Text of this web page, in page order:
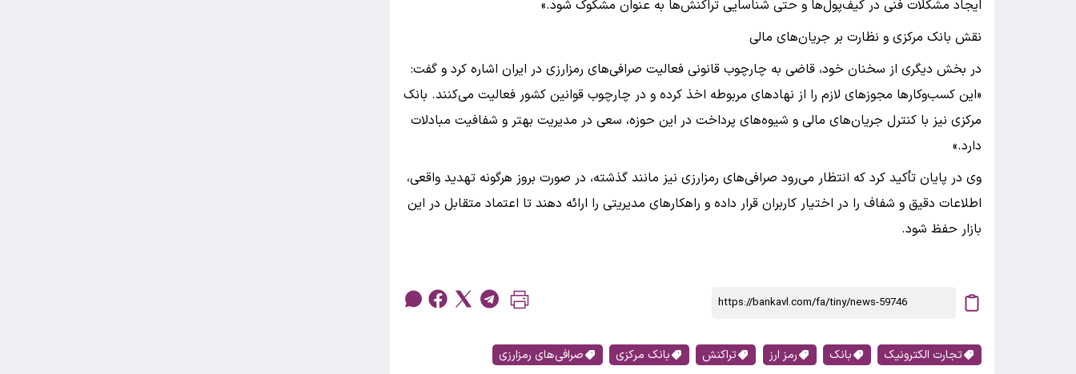
ایجاد مشکلات فنی در کیف‌پول‌ها و حتی شناسایی تراکنش‌ها به عنوان مشکوک شود.»
نقش بانک مرکزی و نظارت بر جریان‌های مالی
در بخش دیگری از سخنان خود، قاضی به چارچوب قانونی فعالیت صرافی‌های رمزارزی در ایران اشاره کرد و گفت:
«این کسب‌وکارها مجوزهای لازم را از نهاد‌های مربوطه اخذ کرده و در چارچوب قوانین کشور فعالیت می‌کنند. بانک
مرکزی نیز با کنترل جریان‌های مالی و شیوه‌های پرداخت در این حوزه، سعی در مدیریت بهتر و شفافیت مبادلات
دارد.»
وی در پایان تأکید کرد که انتظار می‌رود صرافی‌های رمزارزی نیز مانند گذشته، در صورت بروز هرگونه تهدید واقعی،
اطلاعات دقیق و شفاف را در اختیار کاربران قرار داده و راهکارهای مدیریتی را ارائه دهند تا اعتماد متقابل در این
بازار حفظ شود.
تجارت الکترونیک بانک رمز ارز تراکنش بانک مرکزی
صرافی‌های رمزارزی